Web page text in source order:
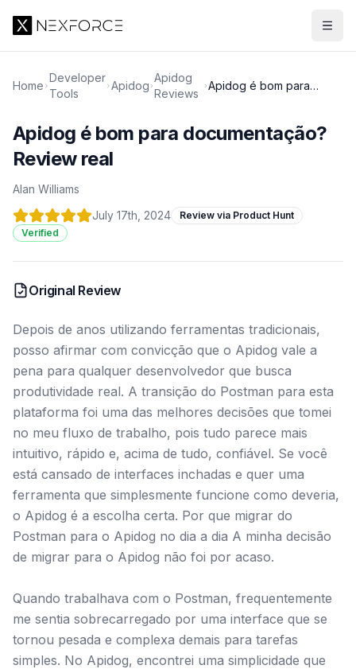
Home
Developer
Tools
Apidog
Apidog
Reviews
Apidog é bom para
Apidog é bom para documentação?
Review real
Alan Williams
July 17th, 2024
Review via Product Hunt
Verified
Original Review
Depois de anos utilizando ferramentas tradicionais,
posso afirmar com convicção que o Apidog vale a
pena para qualquer desenvolvedor que busca
produtividade real. A transição do Postman para esta
plataforma foi uma das melhores decisões que tomei
no meu fluxo de trabalho, pois tudo parece mais
intuitivo, rápido e, acima de tudo, confiável. Se você
está cansado de interfaces inchadas e quer uma
ferramenta que simplesmente funcione como deveria,
o Apidog é a escolha certa. Por que migrar do
Postman para o Apidog no dia a dia A minha decisão
de migrar para o Apidog não foi por acaso.
Quando trabalhava com o Postman, frequentemente
me sentia sobrecarregado por uma interface que se
tornou pesada e complexa demais para tarefas
simples. No Apidog, encontrei uma simplicidade que